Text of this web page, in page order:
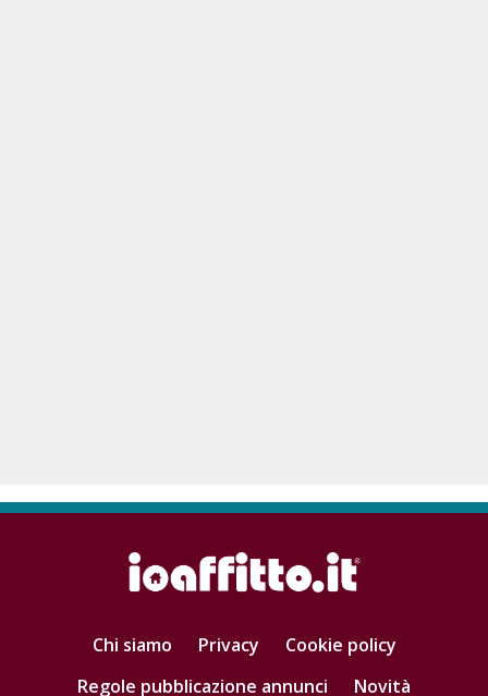
Chi siamo Privacy
Cookie policy
Regole pubblicazione annunci
Novità